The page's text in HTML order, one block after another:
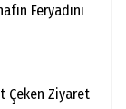
Feryadını
Çeken Ziyaret